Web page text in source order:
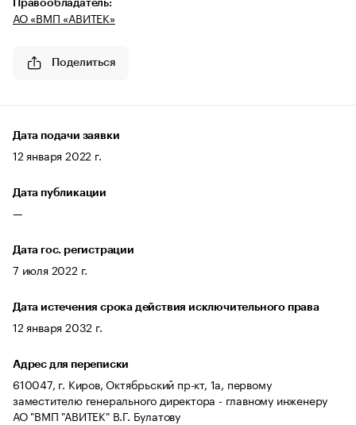
Правообладатель:
АО «ВМП «АВИТЕК»
Поделиться
Дата подачи заявки
12 января 2022 г.
Дата публикации
—
Дата гос. регистрации
7 июля 2022 г.
Дата истечения срока действия исключительного права
12 января 2032 г.
Адрес для переписки
610047, г. Киров, Октябрьский пр-кт, 1а, первому
заместителю генерального директора - главному инженеру
АО "ВМП "АВИТЕК" В.Г. Булатову